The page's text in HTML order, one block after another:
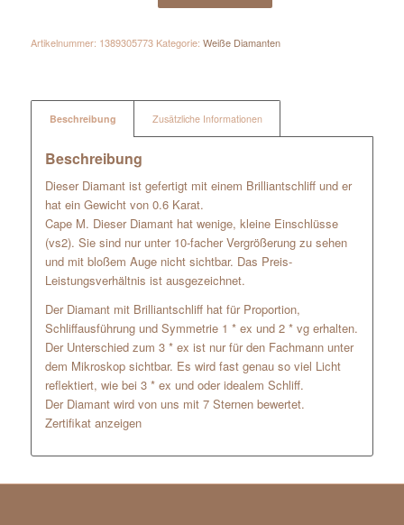
Artikelnummer: 1389305773 Kategorie: Weiße Diamanten
Beschreibung Zusätzliche Informationen
Beschreibung
Dieser Diamant ist gefertigt mit einem Brilliantschliff und er
hat ein Gewicht von 0.6 Karat.
Cape M. Dieser Diamant hat wenige, kleine Einschlüsse
(vs2). Sie sind nur unter 10-facher Vergrößerung zu sehen
und mit bloßem Auge nicht sichtbar. Das Preis-
Leistungsverhältnis ist ausgezeichnet.
Der Diamant mit Brilliantschliff hat für Proportion,
Schliffausführung und Symmetrie 1 * ex und 2 * vg erhalten.
Der Unterschied zum 3 * ex ist nur für den Fachmann unter
dem Mikroskop sichtbar. Es wird fast genau so viel Licht
reflektiert, wie bei 3 * ex und oder idealem Schliff.
Der Diamant wird von uns mit 7 Sternen bewertet.
Zertifikat anzeigen